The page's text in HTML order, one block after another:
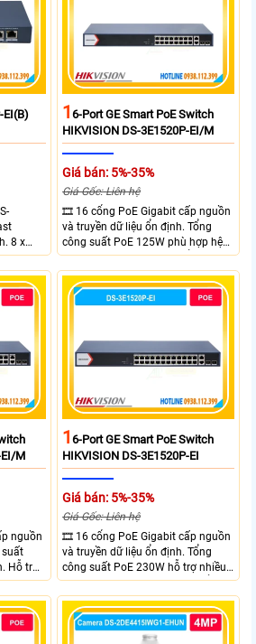
EI(B)
8 x
16-Port GE Smart PoE Switch
HIKVISION DS-3E1520P-EI/M
Giá bán: 5%-35%
Giá Gốc: Liên hệ
🎞 16 cổng PoE Gigabit cấp nguồn
và truyền dữ liệu ổn định. Tổng
công suất PoE 125W phù hợp hệ
thống camera IP vừa. 2 cổng RJ45
Gigabit và 2 cổng quang SFP mở
rộng linh hoạt. Hỗ trợ truyền PoE
xa tối đa lên đến 300 mét.
EI/M
nguồn
suất
Hỗ trợ
Băng
Gbps
16-Port GE Smart PoE Switch
HIKVISION DS-3E1520P-EI
Giá bán: 5%-35%
Giá Gốc: Liên hệ
🎞 16 cổng PoE Gigabit cấp nguồn
và truyền dữ liệu ổn định. Tổng
công suất PoE 230W hỗ trợ nhiều
thiết bị cùng lúc. Tốc độ chuyển
mạch 68Gbps đảm bảo hiệu suất
cao ổn định. Hỗ trợ truyền PoE xa
lên đến 300m cho hệ thống